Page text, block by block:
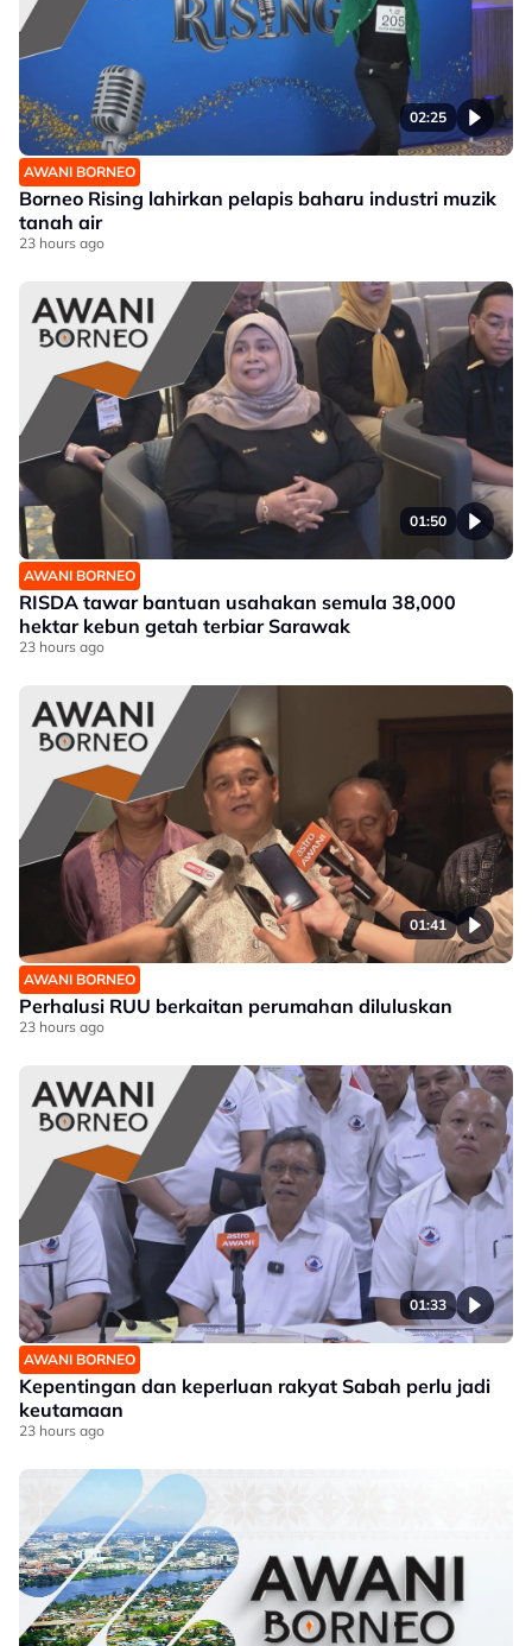
02:25
AWANI BORNEO
Borneo Rising lahirkan pelapis baharu industri muzik
tanah air
23 hours ago
01:50
AWANI BORNEO
RISDA tawar bantuan usahakan semula 38,000
hektar kebun getah terbiar Sarawak
23 hours ago
01:41
AWANI BORNEO
Perhalusi RUU berkaitan perumahan diluluskan
23 hours ago
01:33
AWANI BORNEO
Kepentingan dan keperluan rakyat Sabah perlu jadi
keutamaan
23 hours ago